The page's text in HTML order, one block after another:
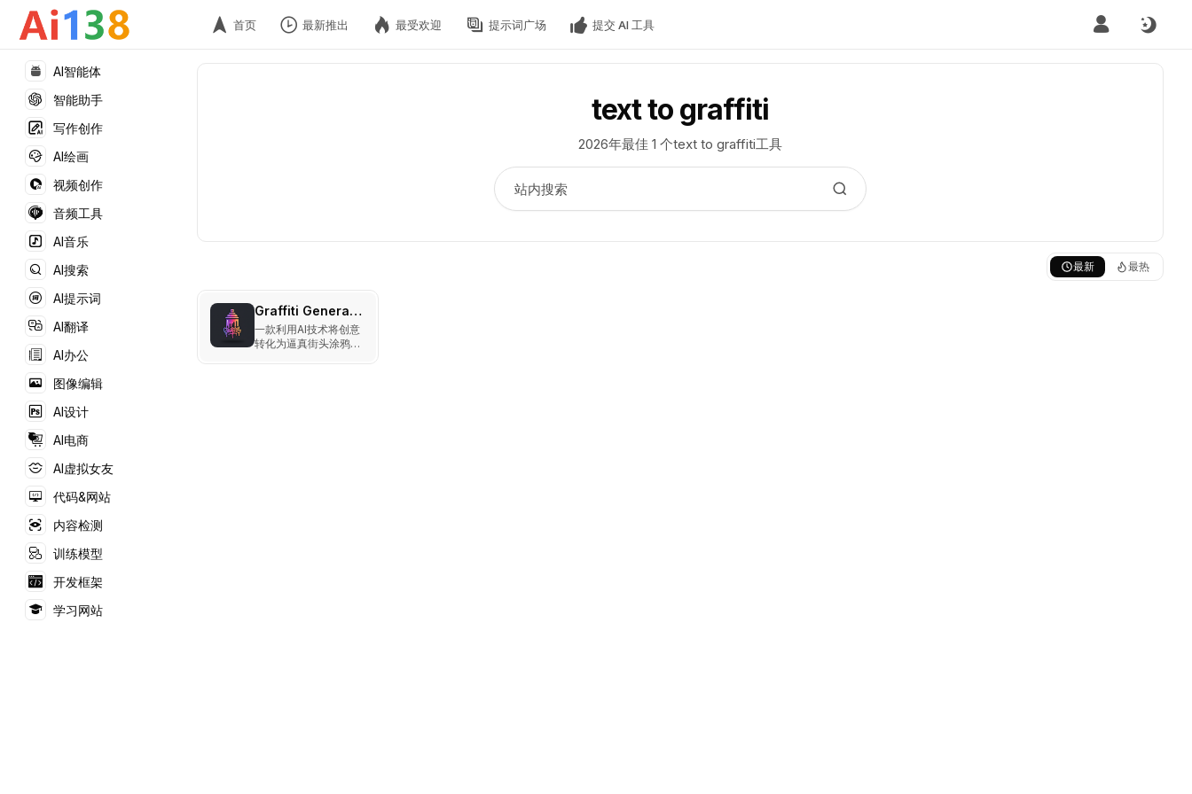
AI智能体
智能助手
写作创作
AI绘画
视频创作
音频工具
AI音乐
AI搜索
AI提示词
AI翻译
AI办公
图像编辑
AI设计
AI电商
AI虚拟女友
代码&网站
内容检测
训练模型
开发框架
学习网站
首页 最新推出 最受欢迎 提示词广场 提交 AI 工具
text to graffiti
2026年最佳 1 个text to graffiti工具
最新 最热
Graffiti Generator
一款利用AI技术将创意
转化为逼真街头涂鸦的